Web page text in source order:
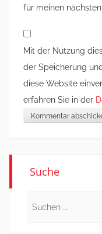
für meinen
Mit der Nutzung
der Speicherung
diese Website
erfahren Sie in der
Suche